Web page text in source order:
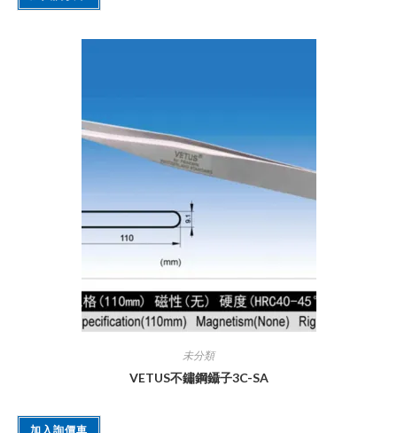
未分類
VETUS不鏽鋼鑷子3C-SA
加入詢價車